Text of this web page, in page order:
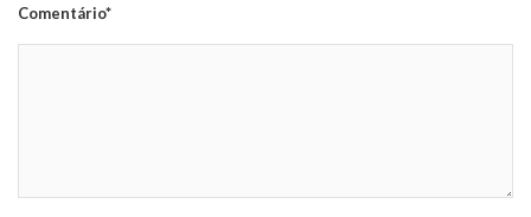
Comentário*